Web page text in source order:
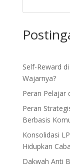
Self-Reward
Wajarnya?
Peran Pelajar
Peran
Berbasis
Konsolidasi
Hidupkan
Dakwah Anti